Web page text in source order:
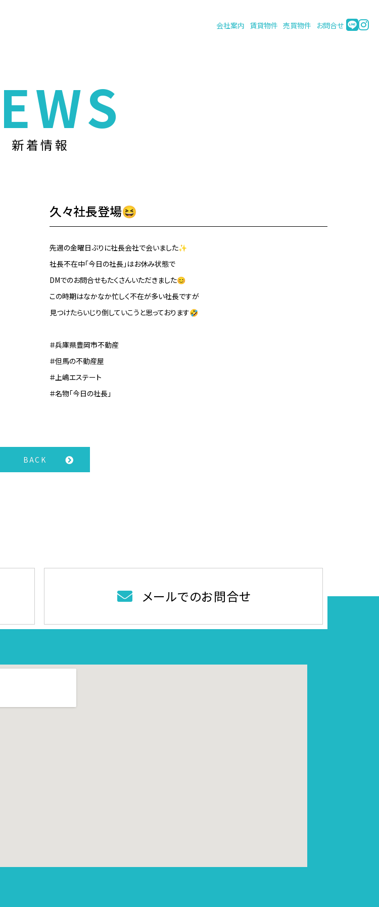
新着情報
会社案内 賃貸物件 売買物件 お問合せ
久々社長登場😆
先週の金曜日ぶりに社長会社で会いました✨
社長不在中「今日の社長」はお休み状態で
DMでのお問合せもたくさんいただきました😊
この時期はなかなか忙しく不在が多い社長ですが
見つけたらいじり倒していこうと思っております🤣
＃兵庫県豊岡市不動産
＃但馬の不動産屋
＃上嶋エステート
＃名物「今日の社長」
BACK
メールでのお問合せ